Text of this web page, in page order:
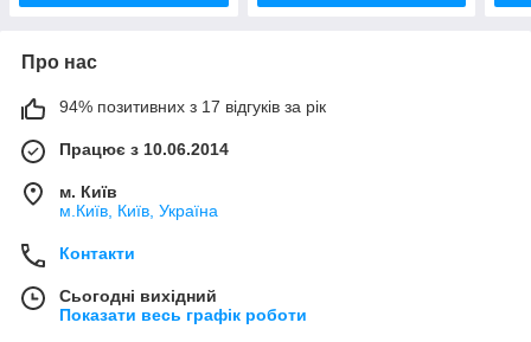
Про нас
94% позитивних з 17 відгуків за рік
Працює з 10.06.2014
м. Київ
м.Київ, Київ, Україна
Контакти
Сьогодні вихідний
Показати весь графік роботи